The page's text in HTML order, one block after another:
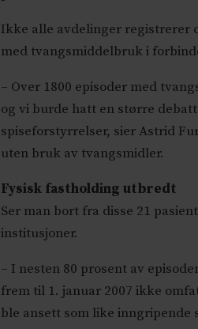
Ikke alle avdelinger registrerer
med tvangsmiddelbruk i
– Over 1800 episoder med
og vi burde hatt en større
spiseforstyrrelser, sier Astrid
uten bruk av tvangsmidler.
Fysisk fastholding utbredt
Ser man bort fra disse 21
institusjoner.
– I nesten 80 prosent av
frem til 1. januar 2007 ikke
ble ansett som like inngripende